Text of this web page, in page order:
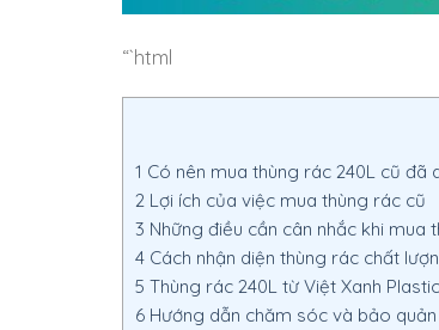
“`html
1 Có nên mua thùng rác 240L cũ đã
2 Lợi ích của việc mua thùng rác cũ
3 Những điều cần cân nhắc khi mua
4 Cách nhận diện thùng rác chất
5 Thùng rác 240L từ Việt Xanh Plastic
6 Hướng dẫn chăm sóc và bảo